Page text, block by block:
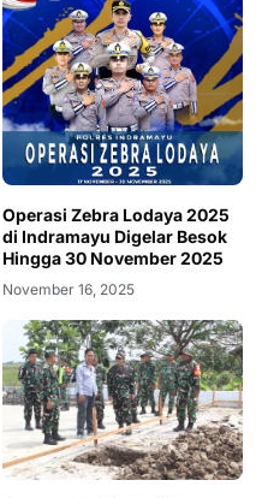
Operasi Zebra Lodaya 2025
di Indramayu Digelar Besok
Hingga 30 November 2025
November 16, 2025